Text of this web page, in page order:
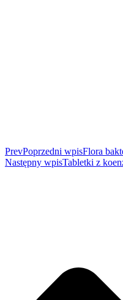
PrevPoprzedni wpisFlora
Następny wpisTabletki z